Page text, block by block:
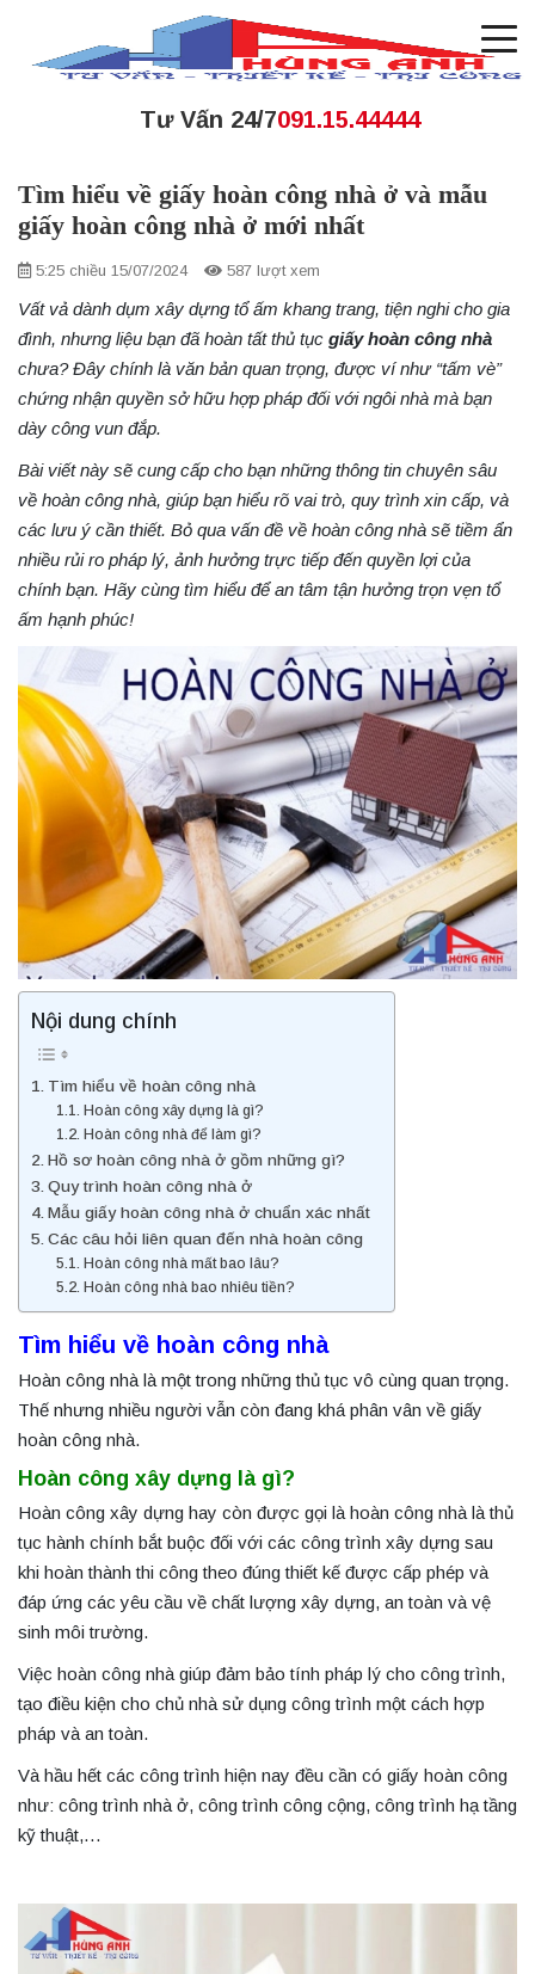
Tư Vấn 24/7091.15.44444
Tìm hiểu về giấy hoàn công nhà ở và mẫu
giấy hoàn công nhà ở mới nhất
5:25 chiều 15/07/2024 587 lượt xem
Vất vả dành dụm xây dựng tổ ấm khang trang, tiện nghi cho gia
đình, nhưng liệu bạn đã hoàn tất thủ tục giấy hoàn công nhà
chưa? Đây chính là văn bản quan trọng, được ví như “tấm vè”
chứng nhận quyền sở hữu hợp pháp đối với ngôi nhà mà bạn
dày công vun đắp.
Bài viết này sẽ cung cấp cho bạn những thông tin chuyên sâu
về hoàn công nhà, giúp bạn hiểu rõ vai trò, quy trình xin cấp, và
các lưu ý cần thiết. Bỏ qua vấn đề về hoàn công nhà sẽ tiềm ẩn
nhiều rủi ro pháp lý, ảnh hưởng trực tiếp đến quyền lợi của
chính bạn. Hãy cùng tìm hiểu để an tâm tận hưởng trọn vẹn tổ
ấm hạnh phúc!
Nội dung chính
Tìm hiểu về hoàn công nhà
Hoàn công xây dựng là gì?
Hoàn công nhà để làm gì?
Hồ sơ hoàn công nhà ở gồm những gì?
Quy trình hoàn công nhà ở
Mẫu giấy hoàn công nhà ở chuẩn xác nhất
Các câu hỏi liên quan đến nhà hoàn công
Hoàn công nhà mất bao lâu?
Hoàn công nhà bao nhiêu tiền?
Tìm hiểu về hoàn công nhà
Hoàn công nhà là một trong những thủ tục vô cùng quan trọng.
Thế nhưng nhiều người vẫn còn đang khá phân vân về giấy
hoàn công nhà.
Hoàn công xây dựng là gì?
Hoàn công xây dựng hay còn được gọi là hoàn công nhà là thủ
tục hành chính bắt buộc đối với các công trình xây dựng sau
khi hoàn thành thi công theo đúng thiết kế được cấp phép và
đáp ứng các yêu cầu về chất lượng xây dựng, an toàn và vệ
sinh môi trường.
Việc hoàn công nhà giúp đảm bảo tính pháp lý cho công trình,
tạo điều kiện cho chủ nhà sử dụng công trình một cách hợp
pháp và an toàn.
Và hầu hết các công trình hiện nay đều cần có giấy hoàn công
như: công trình nhà ở, công trình công cộng, công trình hạ tầng
kỹ thuật,…